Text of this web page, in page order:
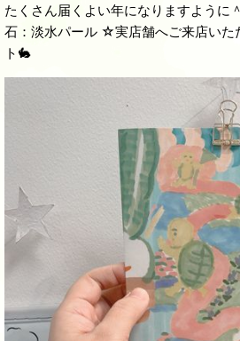
たくさん届くよい年になりますよう
石：淡水パール ☆実店舗へご来店いた
ト🐇